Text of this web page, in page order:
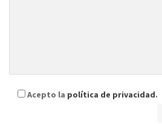
Acepto la política de privacidad.